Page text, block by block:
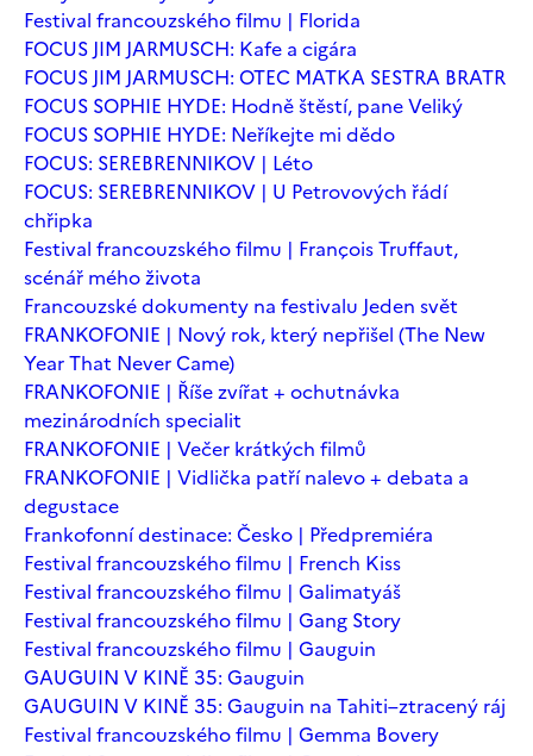
Festival francouzského filmu | Florida
FOCUS JIM JARMUSCH: Kafe a cigára
FOCUS JIM JARMUSCH: OTEC MATKA SESTRA BRATR
FOCUS SOPHIE HYDE: Hodně štěstí, pane Veliký
FOCUS SOPHIE HYDE: Neříkejte mi dědo
FOCUS: SEREBRENNIKOV | Léto
FOCUS: SEREBRENNIKOV | U Petrovových řádí
chřipka
Festival francouzského filmu | François Truffaut,
scénář mého života
Francouzské dokumenty na festivalu Jeden svět
FRANKOFONIE | Nový rok, který nepřišel (The New
Year That Never Came)
FRANKOFONIE | Říše zvířat + ochutnávka
mezinárodních specialit
FRANKOFONIE | Večer krátkých filmů
FRANKOFONIE | Vidlička patří nalevo + debata a
degustace
Frankofonní destinace: Česko | Předpremiéra
Festival francouzského filmu | French Kiss
Festival francouzského filmu | Galimatyáš
Festival francouzského filmu | Gang Story
Festival francouzského filmu | Gauguin
GAUGUIN V KINĚ 35: Gauguin
GAUGUIN V KINĚ 35: Gauguin na Tahiti–ztracený ráj
Festival francouzského filmu | Gemma Bovery